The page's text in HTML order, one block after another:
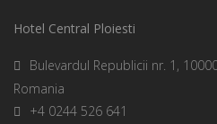
Hotel Central Ploiesti
Bulevardul Republicii nr. 1,
Romania
+4 0244 526 641